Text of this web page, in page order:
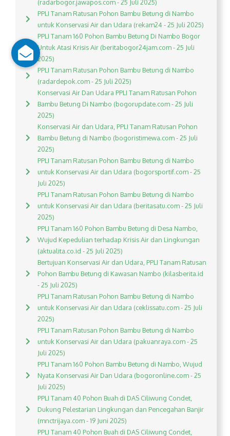
(radarbogor.jawapos.com - 25 Juli 2025)
PPLI Tanam Ratusan Pohon Bambu Betung di Nambo
untuk Konservasi Air dan Udara (rekam24 - 25 Juli 2025)
PPLI Tanam 160 Pohon Bambu Betung Di Nambo Bogor
Untuk Atasi Krisis Air (beritabogor24jam.com - 25 Juli
2025)
PPLI Tanam Ratusan Pohon Bambu Betung di Nambo
(radardepok.com - 25 Juli 2025)
Konservasi Air Dan Udara PPLI Tanam Ratusan Pohon
Bambu Betung Di Nambo (bogorupdate.com - 25 Juli
2025)
Konservasi Air dan Udara, PPLI Tanam Ratusan Pohon
Bambu Betung di Nambo (bogoristimewa.com - 25 Juli
2025)
PPLI Tanam Ratusan Pohon Bambu Betung di Nambo
untuk Konservasi Air dan Udara (bogorsportif.com - 25
Juli 2025)
PPLI Tanam Ratusan Pohon Bambu Betung di Nambo
untuk Konservasi Air dan Udara (beritasatu.com - 25 Juli
2025)
PPLI Tanam 160 Pohon Bambu Betung di Desa Nambo,
Wujud Kepedulian terhadap Krisis Air dan Lingkungan
(aktualita.co.id - 25 Juli 2025)
Bertujuan Konservasi Air dan Udara, PPLI Tanam Ratusan
Pohon Bambu Betung di Kawasan Nambo (kilasberita.id
- 25 Juli 2025)
PPLI Tanam Ratusan Pohon Bambu Betung di Nambo
untuk Konservasi Air dan Udara (ceklissatu.com - 25 Juli
2025)
PPLI Tanam Ratusan Pohon Bambu Betung di Nambo
untuk Konservasi Air dan Udara (pakuanraya.com - 25
Juli 2025)
PPLI Tanam 160 Pohon Bambu Betung di Nambo, Wujud
Nyata Konservasi Air Dan Udara (bogoronline.com - 25
Juli 2025)
PPLI Tanam 40 Pohon Buah di DAS Ciliwung Condet,
Dukung Pelestarian Lingkungan dan Pencegahan Banjir
(mnctrijaya.com - 19 Juni 2025)
PPLI Tanam 40 Pohon Buah di DAS Ciliwung Condet,